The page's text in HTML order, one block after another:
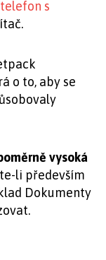
telefon s
o to, aby se
vysoká
li především
Dokumenty